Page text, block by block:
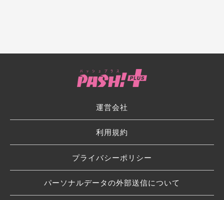
運営会社
利用規約
プライバシーポリシー
パーソナルデータの外部送信について